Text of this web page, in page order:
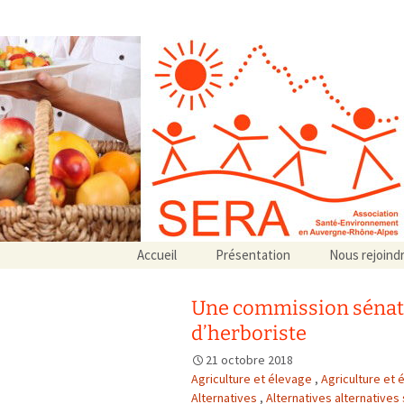
Aller
au
Accueil Présentation
Associations partenaires
Associations adhérentes
Nous
Une commission
d’herboriste
21 octobre 2018
Agriculture et élevage , Agriculture et
Alternatives , Alternatives alternatives